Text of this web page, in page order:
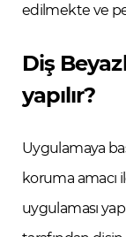
edilmekte ve
Diş
yapılır?
Uygulamaya
koruma amacı
uygulaması